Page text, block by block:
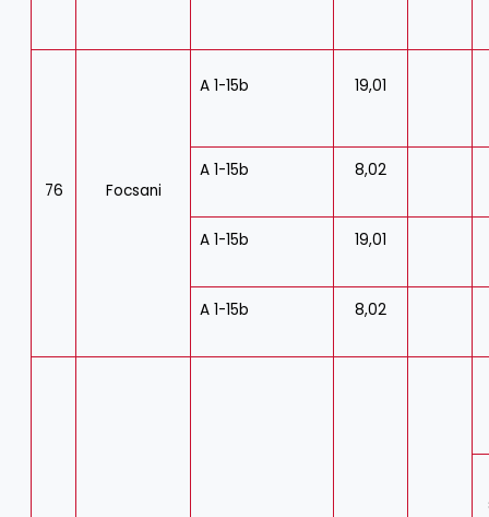
76 Focsani
A 1-15b 19,01
A 1-15b 8,02
A 1-15b 19,01
A 1-15b 8,02